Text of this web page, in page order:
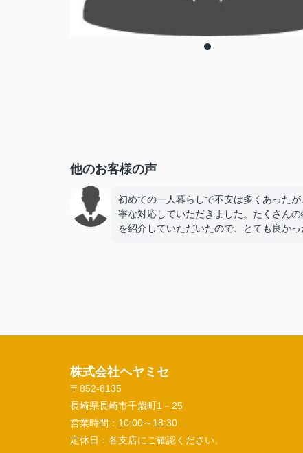
他のお客様の声
初めての一人暮らしで不安は多くあったが
寧な対応していただきました。たくさんの
を紹介していただいたので、とても良かっ
株式会社ヘヤミセ
〒852-8135
長崎県長崎市千歳町1－25
営業時間： 10:00～18:30
定休日： 各支店にご確認ください。